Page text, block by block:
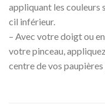
appliquant les couleurs
cil inférieur.
– Avec votre doigt ou
votre pinceau,
centre de vos